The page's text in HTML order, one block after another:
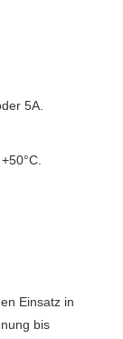
5A.
Einsatz in
bis